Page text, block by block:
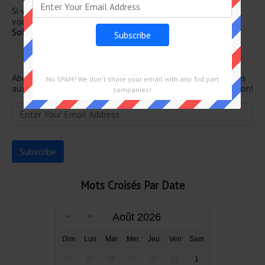
Si vous avez déjà résolu cet indice de mots croisés et que
vous recherchez le message principal, rendez-vous sur
Solution Le Parisien Mots Fléchés Force 2 du 4 Juin 2026
Abonnez-vous ci-dessous et recevez les dernières réponses
aux mots croisés directement dans votre boîte de réception!
Mots Croisés Par Date
Août 2026
Dim Lun Mar Mer Jeu Ven Sam
1
No SPAM! We don't share your email with any 3rd part
companies!